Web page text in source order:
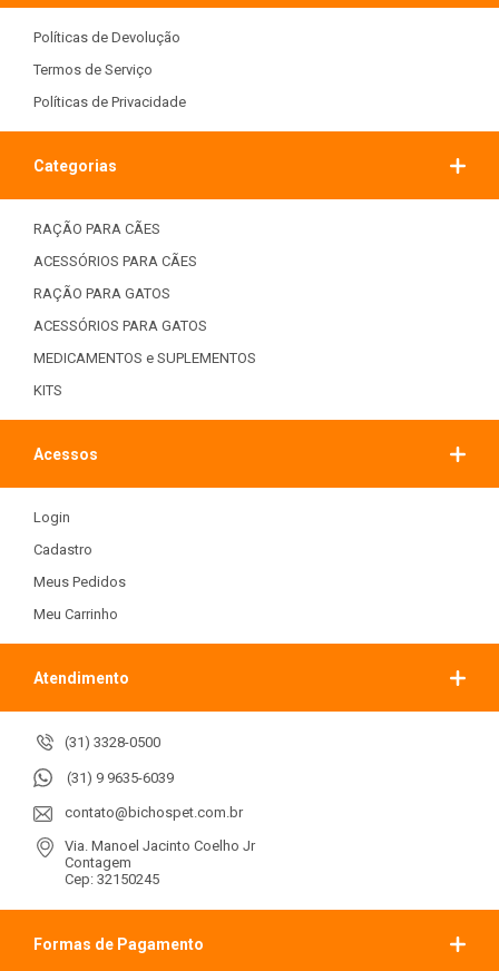
Políticas de Devolução
Termos de Serviço
Políticas de Privacidade
Categorias
RAÇÃO PARA CÃES
ACESSÓRIOS PARA CÃES
RAÇÃO PARA GATOS
ACESSÓRIOS PARA GATOS
MEDICAMENTOS e SUPLEMENTOS
KITS
Acessos
Login
Cadastro
Meus Pedidos
Meu Carrinho
Atendimento
(31) 3328-0500
(31) 9 9635-6039
contato@bichospet.com.br
Via. Manoel Jacinto Coelho Jr
Contagem
Cep: 32150245
Formas de Pagamento